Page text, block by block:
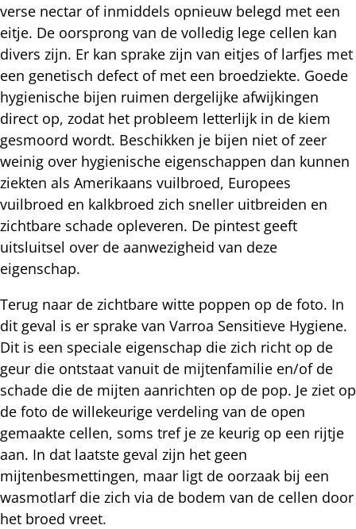
verse nectar of inmiddels opnieuw belegd met een
eitje. De oorsprong van de volledig lege cellen kan
divers zijn. Er kan sprake zijn van eitjes of larfjes met
een genetisch defect of met een broedziekte. Goede
hygienische bijen ruimen dergelijke afwijkingen
direct op, zodat het probleem letterlijk in de kiem
gesmoord wordt. Beschikken je bijen niet of zeer
weinig over hygienische eigenschappen dan kunnen
ziekten als Amerikaans vuilbroed, Europees
vuilbroed en kalkbroed zich sneller uitbreiden en
zichtbare schade opleveren. De pintest geeft
uitsluitsel over de aanwezigheid van deze
eigenschap.
Terug naar de zichtbare witte poppen op de foto. In
dit geval is er sprake van Varroa Sensitieve Hygiene.
Dit is een speciale eigenschap die zich richt op de
geur die ontstaat vanuit de mijtenfamilie en/of de
schade die de mijten aanrichten op de pop. Je ziet op
de foto de willekeurige verdeling van de open
gemaakte cellen, soms tref je ze keurig op een rijtje
aan. In dat laatste geval zijn het geen
mijtenbesmettingen, maar ligt de oorzaak bij een
wasmotlarf die zich via de bodem van de cellen door
het broed vreet.